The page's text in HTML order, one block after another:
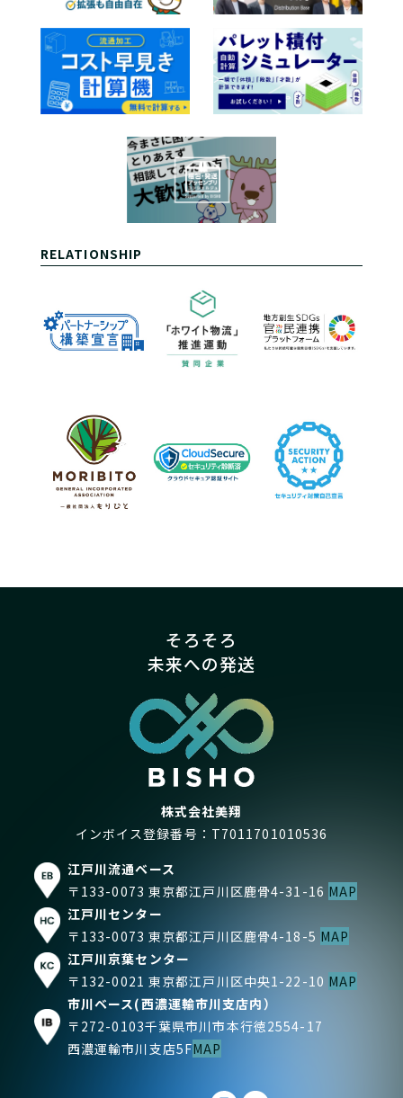
RELATIONSHIP
そろそろ
未来への発送
株式会社美翔
インボイス登録番号：T7011701010536
江戸川流通ベース
〒133-0073 東京都江戸川区鹿骨4-31-16 MAP
江戸川センター
〒133-0073 東京都江戸川区鹿骨4-18-5 MAP
江戸川京葉センター
〒132-0021 東京都江戸川区中央1-22-10 MAP
市川ベース(西濃運輸市川支店内）
〒272-0103千葉県市川市本行徳2554-17
西濃運輸市川支店5FMAP